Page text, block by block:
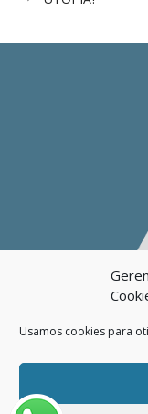
Usamos cookies para